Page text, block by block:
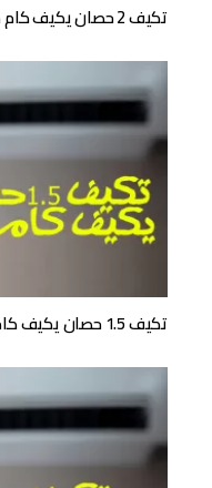
تكيف 2 حصان يكيف كام متر
تكيف 1.5 حصان يكيف كام متر